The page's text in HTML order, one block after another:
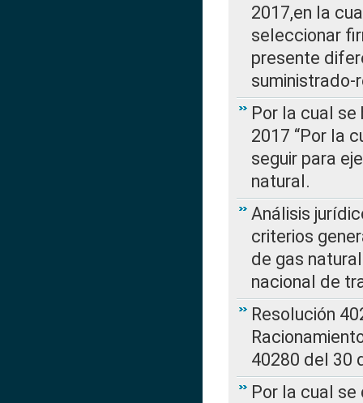
2017,en la
seleccionar
presente
Por la cual se
2017 “Por la
seguir para
natural.
Análisis
criterios
de gas
nacional de
Resolución
40280 del 30
Por la cual